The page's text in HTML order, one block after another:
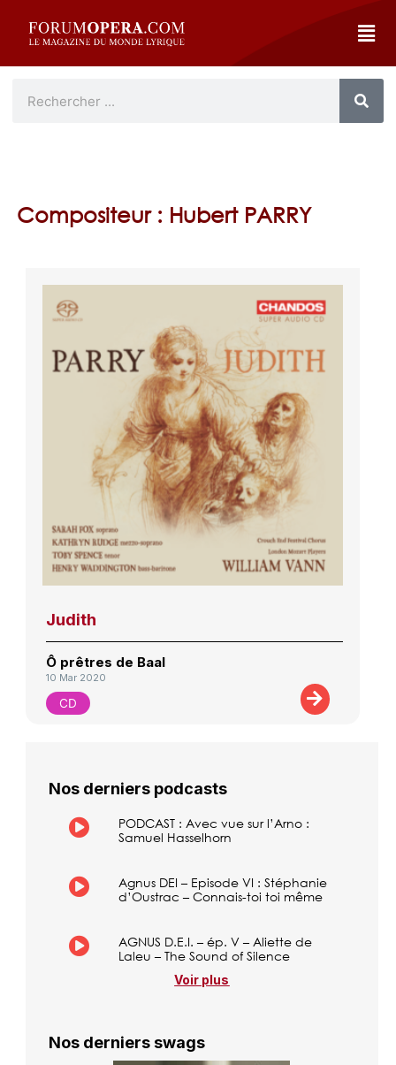
Compositeur : Hubert PARRY
Judith
Ô prêtres de Baal
10 Mar 2020
CD
Nos derniers podcasts
PODCAST : Avec vue sur l’Arno :
Samuel Hasselhorn
Agnus DEI – Episode VI : Stéphanie
d’Oustrac – Connais-toi toi même
AGNUS D.E.I. – ép. V – Aliette de
Laleu – The Sound of Silence
Voir plus
Nos derniers swags